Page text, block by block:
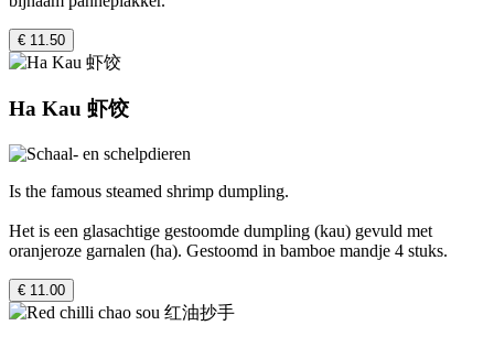
€ 11.50
Ha Kau 虾饺
Is the famous steamed shrimp dumpling.
Het is een glasachtige gestoomde dumpling (kau) gevuld met
oranjeroze garnalen (ha). Gestoomd in bamboe mandje 4 stuks.
€ 11.00